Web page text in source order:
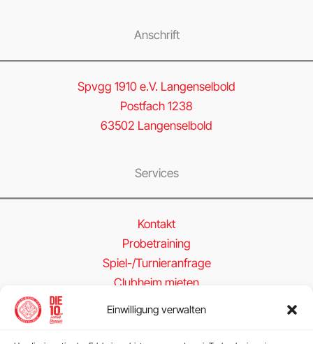
Einwilligung verwalten
Anschrift
Spvgg 1910 e.V. Langenselbold
Postfach 1238
63502 Langenselbold
Services
Kontakt
Probetraining
Spiel-/Turnieranfrage
Clubheim mieten